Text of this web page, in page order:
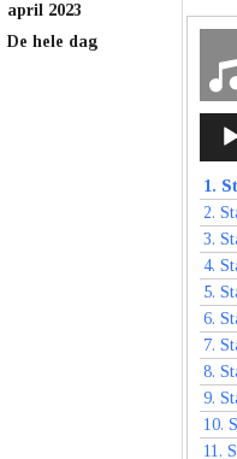
april 2023
De hele dag
1.
2.
3.
4.
5.
6.
7.
8.
9.
10.
11.